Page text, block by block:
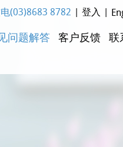
(03)8683 8782 | 登入 |
问题解答 客户反馈 联